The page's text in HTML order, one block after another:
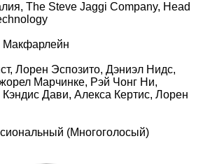
The Steve Jaggi Company, Head
Макфарлейн
Лорен Эспозито, Дэниэл Нидс,
Марчинке, Рэй Чонг Ни,
Дави, Алекса Кертис, Лорен
(Многоголосый)